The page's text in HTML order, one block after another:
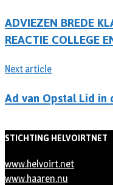
ADVIEZEN BREDE
REACTIE COLLEGE
Next article
Ad van Opstal Lid in
STICHTING HELVOIRTNET
www.helvoirt.net
www.haaren.nu